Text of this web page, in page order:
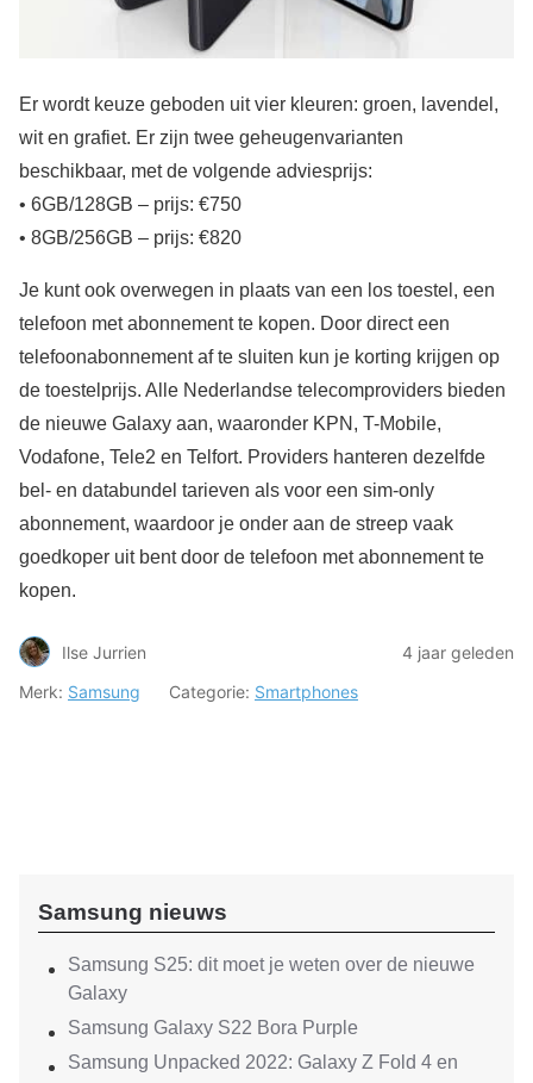
Er wordt keuze geboden uit vier kleuren: groen, lavendel,
wit en grafiet. Er zijn twee geheugenvarianten
beschikbaar, met de volgende adviesprijs:
• 6GB/128GB – prijs: €750
• 8GB/256GB – prijs: €820
Je kunt ook overwegen in plaats van een los toestel, een
telefoon met abonnement te kopen. Door direct een
telefoonabonnement af te sluiten kun je korting krijgen op
de toestelprijs. Alle Nederlandse telecomproviders bieden
de nieuwe Galaxy aan, waaronder KPN, T-Mobile,
Vodafone, Tele2 en Telfort. Providers hanteren dezelfde
bel- en databundel tarieven als voor een sim-only
abonnement, waardoor je onder aan de streep vaak
goedkoper uit bent door de telefoon met abonnement te
kopen.
Ilse Jurrien
4 jaar geleden
Merk: Samsung Categorie: Smartphones
Samsung nieuws
Samsung S25: dit moet je weten over de nieuwe
Galaxy
Samsung Galaxy S22 Bora Purple
Samsung Unpacked 2022: Galaxy Z Fold 4 en